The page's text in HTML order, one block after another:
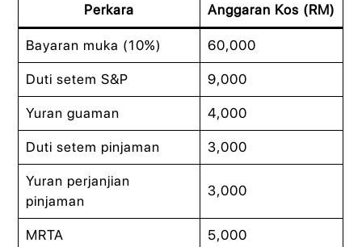
Perkara Anggaran Kos (RM)
Bayaran muka (10%) 60,000
Duti setem S&P 9,000
Yuran guaman 4,000
Duti setem pinjaman 3,000
Yuran perjanjian
pinjaman
3,000
MRTA 5,000